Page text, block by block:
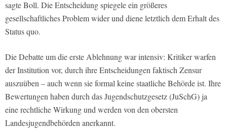
sagte Boll. Die Entscheidung spiegele ein größeres
gesellschaftliches Problem wider und diene letztlich dem Erhalt des
Status quo.
Die Debatte um die erste Ablehnung war intensiv: Kritiker warfen
der Institution vor, durch ihre Entscheidungen faktisch Zensur
auszuüben – auch wenn sie formal keine staatliche Behörde ist. Ihre
Bewertungen haben durch das Jugendschutzgesetz (JuSchG) ja
eine rechtliche Wirkung und werden von den obersten
Landesjugendbehörden anerkannt.